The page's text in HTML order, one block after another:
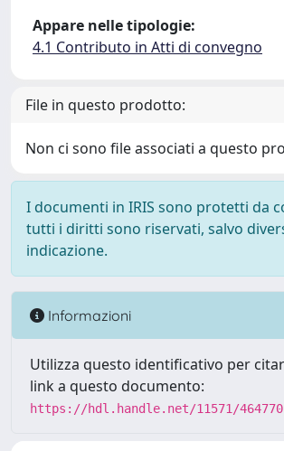
Appare nelle tipologie:
4.1 Contributo in Atti di convegno
File in questo prodotto:
Non ci sono file associati a questo
I documenti in IRIS sono protetti da
tutti i diritti sono riservati, salvo
indicazione.
Informazioni
Utilizza questo identificativo per
link a questo documento:
https://hdl.handle.net/11571/464770